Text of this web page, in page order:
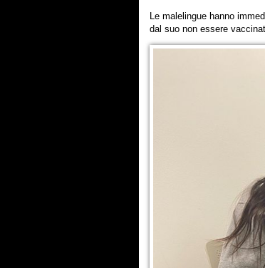
Le malelingue hanno
dal suo non essere